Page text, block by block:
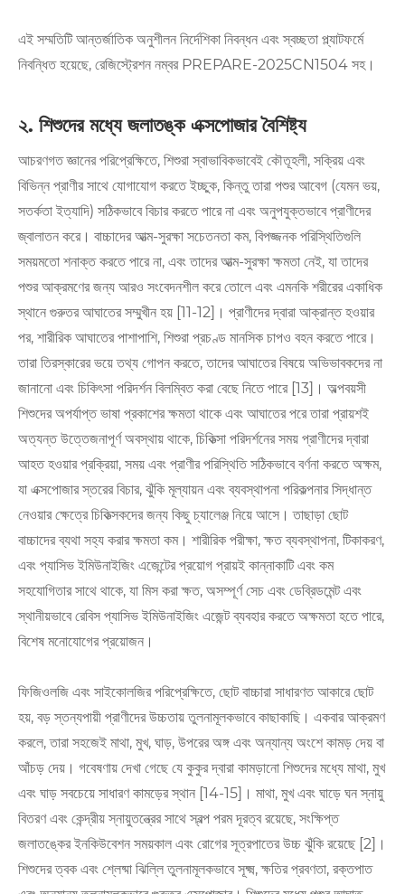
এই সম্মতিটি আন্তর্জাতিক অনুশীলন নির্দেশিকা নিবন্ধন এবং স্বচ্ছতা প্ল্যাটফর্মে
নিবন্ধিত হয়েছে, রেজিস্ট্রেশন নম্বর PREPARE-2025CN1504 সহ।
২. শিশুদের মধ্যে জলাতঙ্ক এক্সপোজার বৈশিষ্ট্য
আচরণগত জ্ঞানের পরিপ্রেক্ষিতে, শিশুরা স্বাভাবিকভাবেই কৌতূহলী, সক্রিয় এবং
বিভিন্ন প্রাণীর সাথে যোগাযোগ করতে ইচ্ছুক, কিন্তু তারা পশুর আবেগ (যেমন ভয়,
সতর্কতা ইত্যাদি) সঠিকভাবে বিচার করতে পারে না এবং অনুপযুক্তভাবে প্রাণীদের
জ্বালাতন করে। বাচ্চাদের আত্ম-সুরক্ষা সচেতনতা কম, বিপজ্জনক পরিস্থিতিগুলি
সময়মতো শনাক্ত করতে পারে না, এবং তাদের আত্ম-সুরক্ষা ক্ষমতা নেই, যা তাদের
পশুর আক্রমণের জন্য আরও সংবেদনশীল করে তোলে এবং এমনকি শরীরের একাধিক
স্থানে গুরুতর আঘাতের সম্মুখীন হয় [11-12]। প্রাণীদের দ্বারা আক্রান্ত হওয়ার
পর, শারীরিক আঘাতের পাশাপাশি, শিশুরা প্রচণ্ড মানসিক চাপও বহন করতে পারে।
তারা তিরস্কারের ভয়ে তথ্য গোপন করতে, তাদের আঘাতের বিষয়ে অভিভাবকদের না
জানানো এবং চিকিৎসা পরিদর্শন বিলম্বিত করা বেছে নিতে পারে [13]। অল্পবয়সী
শিশুদের অপর্যাপ্ত ভাষা প্রকাশের ক্ষমতা থাকে এবং আঘাতের পরে তারা প্রায়শই
অত্যন্ত উত্তেজনাপূর্ণ অবস্থায় থাকে, চিকিত্সা পরিদর্শনের সময় প্রাণীদের দ্বারা
আহত হওয়ার প্রক্রিয়া, সময় এবং প্রাণীর পরিস্থিতি সঠিকভাবে বর্ণনা করতে অক্ষম,
যা এক্সপোজার স্তরের বিচার, ঝুঁকি মূল্যায়ন এবং ব্যবস্থাপনা পরিকল্পনার সিদ্ধান্ত
নেওয়ার ক্ষেত্রে চিকিত্সকদের জন্য কিছু চ্যালেঞ্জ নিয়ে আসে। তাছাড়া ছোট
বাচ্চাদের ব্যথা সহ্য করার ক্ষমতা কম। শারীরিক পরীক্ষা, ক্ষত ব্যবস্থাপনা, টিকাকরণ,
এবং প্যাসিভ ইমিউনাইজিং এজেন্টের প্রয়োগ প্রায়ই কান্নাকাটি এবং কম
সহযোগিতার সাথে থাকে, যা মিস করা ক্ষত, অসম্পূর্ণ সেচ এবং ডেব্রিডমেন্ট এবং
স্থানীয়ভাবে রেবিস প্যাসিভ ইমিউনাইজিং এজেন্ট ব্যবহার করতে অক্ষমতা হতে পারে,
বিশেষ মনোযোগের প্রয়োজন।
ফিজিওলজি এবং সাইকোলজির পরিপ্রেক্ষিতে, ছোট বাচ্চারা সাধারণত আকারে ছোট
হয়, বড় স্তন্যপায়ী প্রাণীদের উচ্চতায় তুলনামূলকভাবে কাছাকাছি। একবার আক্রমণ
করলে, তারা সহজেই মাথা, মুখ, ঘাড়, উপরের অঙ্গ এবং অন্যান্য অংশে কামড় দেয় বা
আঁচড় দেয়। গবেষণায় দেখা গেছে যে কুকুর দ্বারা কামড়ানো শিশুদের মধ্যে মাথা, মুখ
এবং ঘাড় সবচেয়ে সাধারণ কামড়ের স্থান [14-15]। মাথা, মুখ এবং ঘাড়ে ঘন স্নায়ু
বিতরণ এবং কেন্দ্রীয় স্নায়ুতন্ত্রের সাথে স্বল্প পরম দূরত্ব রয়েছে, সংক্ষিপ্ত
জলাতঙ্কের ইনকিউবেশন সময়কাল এবং রোগের সূত্রপাতের উচ্চ ঝুঁকি রয়েছে [2]।
শিশুদের ত্বক এবং শ্লেষ্মা ঝিল্লি তুলনামূলকভাবে সূক্ষ্ম, ক্ষতির প্রবণতা, রক্তপাত